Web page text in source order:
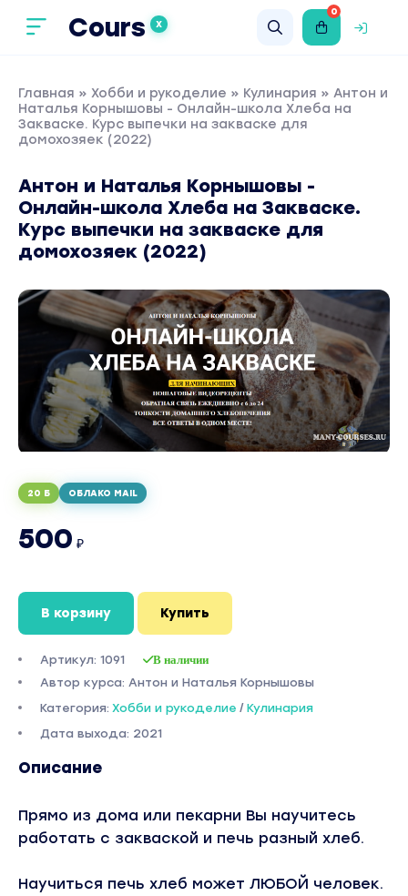
Cours X
0
Главная » Хобби и рукоделие » Кулинария » Антон и
Наталья Корнышовы - Онлайн-школа Хлеба на
Закваске. Курс выпечки на закваске для
домохозяек (2022)
Антон и Наталья Корнышовы -
Онлайн-школа Хлеба на Закваске.
Курс выпечки на закваске для
домохозяек (2022)
20 Б ОБЛАКО MAIL
500 ₽
В корзину Купить
Артикул: 1091 В наличии
Автор курса: Антон и Наталья Корнышовы
Категория: Хобби и рукоделие / Кулинария
Дата выхода: 2021
Описание
Прямо из дома или пекарни Вы научитесь
работать с закваской и печь разный хлеб.
Научиться печь хлеб может ЛЮБОЙ человек.